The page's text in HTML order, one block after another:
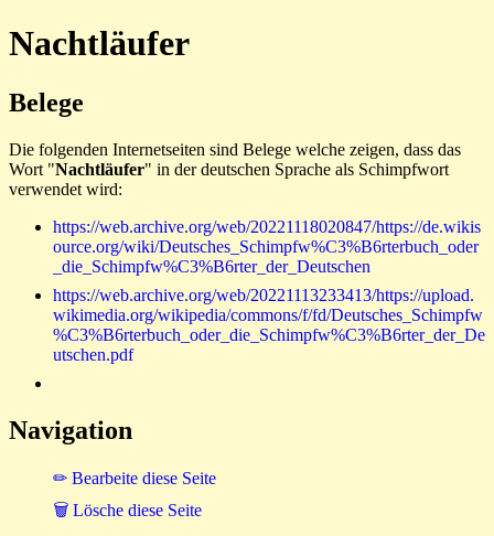
Nachtläufer
Belege
Die folgenden Internetseiten sind Belege welche zeigen, dass das
Wort "Nachtläufer" in der deutschen Sprache als Schimpfwort
verwendet wird:
https://web.archive.org/web/20221118020847/https://de.wikis
ource.org/wiki/Deutsches_Schimpfw%C3%B6rterbuch_oder
_die_Schimpfw%C3%B6rter_der_Deutschen
https://web.archive.org/web/20221113233413/https://upload.
wikimedia.org/wikipedia/commons/f/fd/Deutsches_Schimpfw
%C3%B6rterbuch_oder_die_Schimpfw%C3%B6rter_der_De
utschen.pdf
Navigation
✏ Bearbeite diese Seite
🗑 Lösche diese Seite